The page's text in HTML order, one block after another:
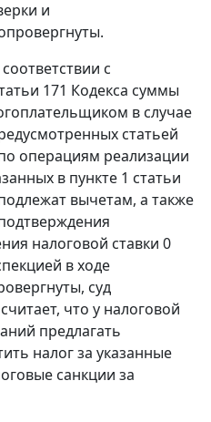
и
с
171 Кодекса суммы
в случае
статьей
операциям реализации
в пункте 1 статьи
вычетам, а также
налоговой ставки 0
в ходе
суд
что у налоговой
предлагать
налог за указанные
санкции за